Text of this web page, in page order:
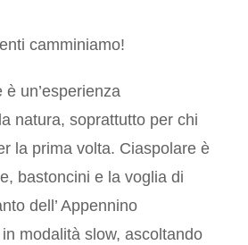
camminiamo!
è un’esperienza
natura, soprattutto per chi
la prima volta. Ciaspolare è
bastoncini e la voglia di
dell’ Appennino
modalità slow, ascoltando